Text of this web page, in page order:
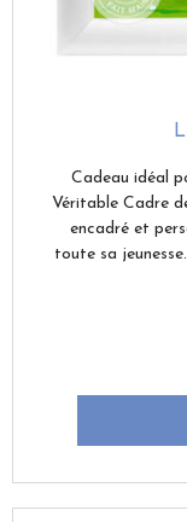
Cadeau idéal
Véritable Cadre
encadré et
toute sa